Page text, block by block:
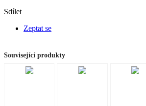
Sdílet
Zeptat se
Související produkty